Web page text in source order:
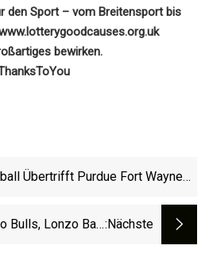
den Sport – vom Breitensport bis
bewirken.
Übertrifft Purdue Fort Wayne
Bulls, Lonzo Ball,:nächste